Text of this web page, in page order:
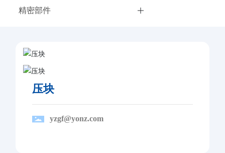
精密部件
压块
yzgf@yonz.com